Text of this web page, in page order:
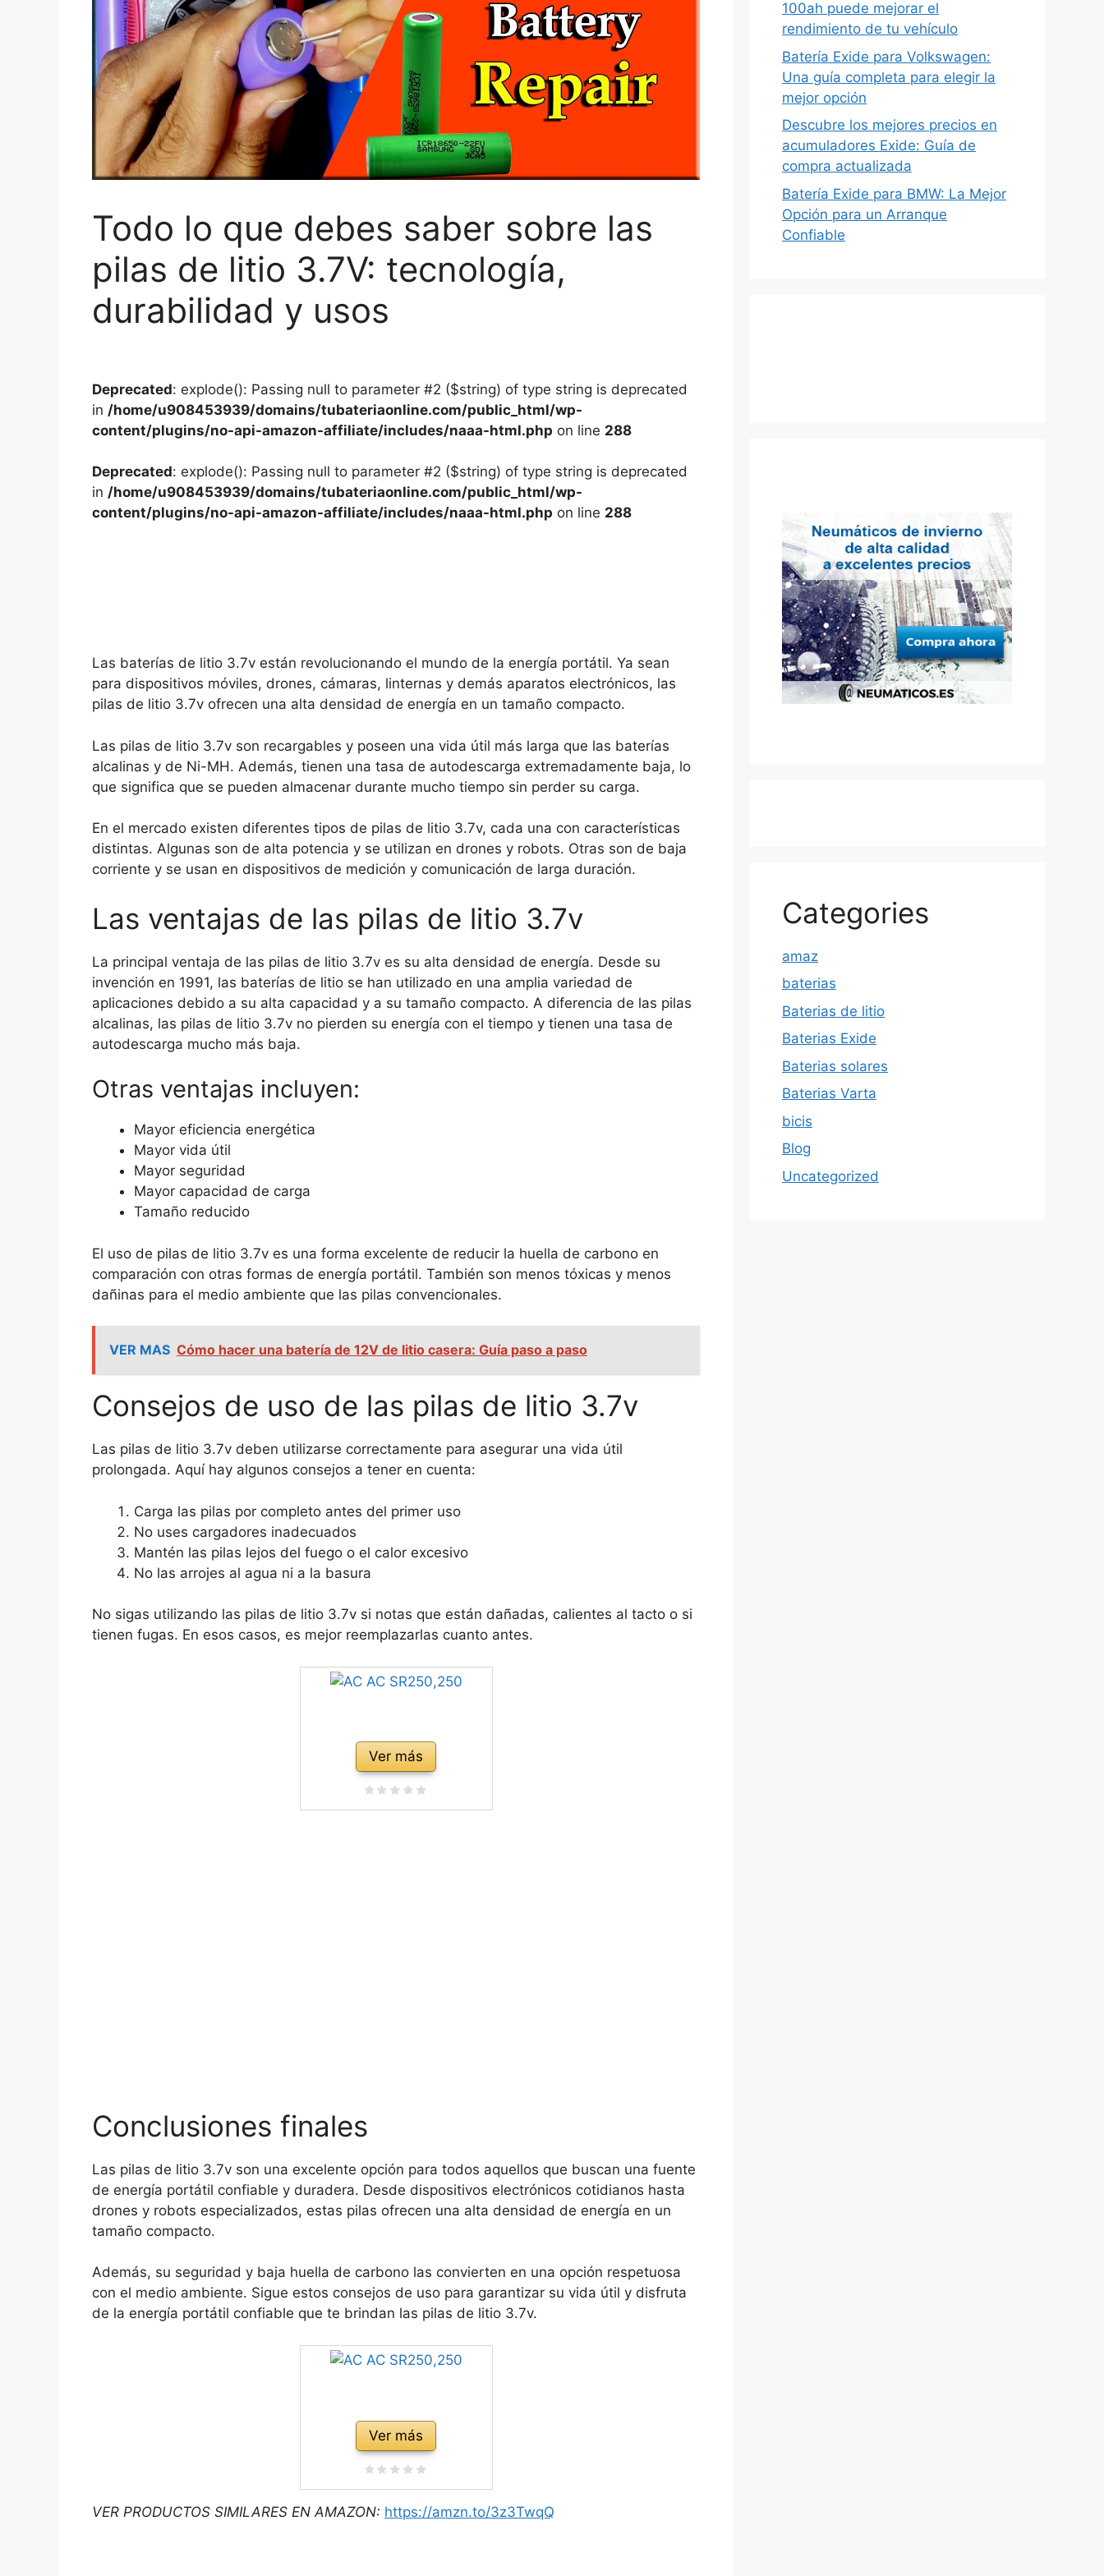
Todo lo que debes saber sobre las
pilas de litio 3.7V: tecnología,
durabilidad y usos
Deprecated: explode(): Passing null to parameter #2 ($string) of type string is deprecated
in /home/u908453939/domains/tubateriaonline.com/public_html/wp-
content/plugins/no-api-amazon-affiliate/includes/naaa-html.php on line 288
Deprecated: explode(): Passing null to parameter #2 ($string) of type string is deprecated
in /home/u908453939/domains/tubateriaonline.com/public_html/wp-
content/plugins/no-api-amazon-affiliate/includes/naaa-html.php on line 288
Las baterías de litio 3.7v están revolucionando el mundo de la energía portátil. Ya sean
para dispositivos móviles, drones, cámaras, linternas y demás aparatos electrónicos, las
pilas de litio 3.7v ofrecen una alta densidad de energía en un tamaño compacto.
Las pilas de litio 3.7v son recargables y poseen una vida útil más larga que las baterías
alcalinas y de Ni-MH. Además, tienen una tasa de autodescarga extremadamente baja, lo
que significa que se pueden almacenar durante mucho tiempo sin perder su carga.
En el mercado existen diferentes tipos de pilas de litio 3.7v, cada una con características
distintas. Algunas son de alta potencia y se utilizan en drones y robots. Otras son de baja
corriente y se usan en dispositivos de medición y comunicación de larga duración.
Las ventajas de las pilas de litio 3.7v
La principal ventaja de las pilas de litio 3.7v es su alta densidad de energía. Desde su
invención en 1991, las baterías de litio se han utilizado en una amplia variedad de
aplicaciones debido a su alta capacidad y a su tamaño compacto. A diferencia de las pilas
alcalinas, las pilas de litio 3.7v no pierden su energía con el tiempo y tienen una tasa de
autodescarga mucho más baja.
Otras ventajas incluyen:
Mayor eficiencia energética
Mayor vida útil
Mayor seguridad
Mayor capacidad de carga
Tamaño reducido
El uso de pilas de litio 3.7v es una forma excelente de reducir la huella de carbono en
comparación con otras formas de energía portátil. También son menos tóxicas y menos
dañinas para el medio ambiente que las pilas convencionales.
VER MAS Cómo hacer una batería de 12V de litio casera: Guía paso a paso
Consejos de uso de las pilas de litio 3.7v
Las pilas de litio 3.7v deben utilizarse correctamente para asegurar una vida útil
prolongada. Aquí hay algunos consejos a tener en cuenta:
Carga las pilas por completo antes del primer uso
No uses cargadores inadecuados
Mantén las pilas lejos del fuego o el calor excesivo
No las arrojes al agua ni a la basura
No sigas utilizando las pilas de litio 3.7v si notas que están dañadas, calientes al tacto o si
tienen fugas. En esos casos, es mejor reemplazarlas cuanto antes.
Ver más
Conclusiones finales
Las pilas de litio 3.7v son una excelente opción para todos aquellos que buscan una fuente
de energía portátil confiable y duradera. Desde dispositivos electrónicos cotidianos hasta
drones y robots especializados, estas pilas ofrecen una alta densidad de energía en un
tamaño compacto.
Además, su seguridad y baja huella de carbono las convierten en una opción respetuosa
con el medio ambiente. Sigue estos consejos de uso para garantizar su vida útil y disfruta
de la energía portátil confiable que te brindan las pilas de litio 3.7v.
Ver más
VER PRODUCTOS SIMILARES EN AMAZON: https://amzn.to/3z3TwqQ
100ah puede mejorar el
rendimiento de tu vehículo
Batería Exide para Volkswagen:
Una guía completa para elegir la
mejor opción
Descubre los mejores precios en
acumuladores Exide: Guía de
compra actualizada
Batería Exide para BMW: La Mejor
Opción para un Arranque
Confiable
Categories
amaz
baterias
Baterias de litio
Baterias Exide
Baterias solares
Baterias Varta
bicis
Blog
Uncategorized